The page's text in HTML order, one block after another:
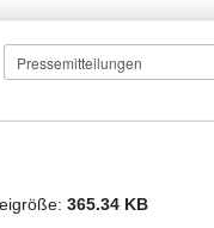
365.34 KB